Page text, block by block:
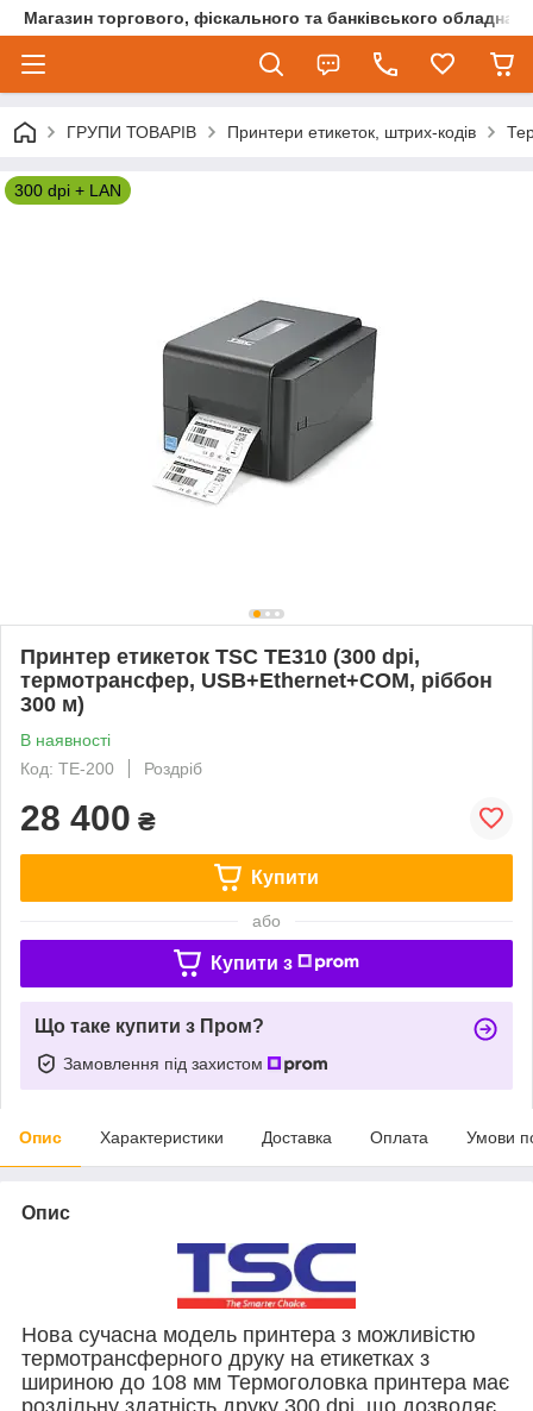
Магазин торгового, фіскального та банківського
ГРУПИ ТОВАРІВ Принтери етикеток, штрих-кодів
300 dpi + LAN
Принтер етикеток TSC TE310 (300 dpi,
термотрансфер, USB+Ethernet+COM, ріббон
300 м)
В наявності
Код: TE-200
Роздріб
28 400 ₴
Купити
або
Купити з
Що таке купити з Пром?
Замовлення під захистом
Опис Характеристики Доставка Оплата Умови
Опис
Нова сучасна модель принтера з можливістю
термотрансферного друку на етикетках з
шириною до 108 мм Термоголовка принтера має
роздільну здатність друку 300 dpi, що дозволяє